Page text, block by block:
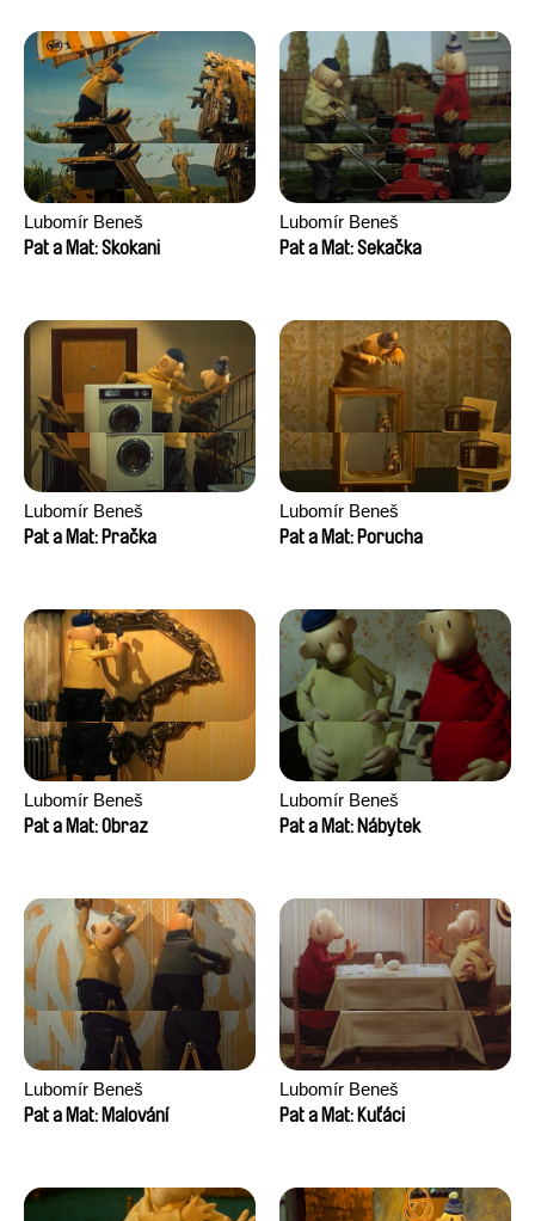
Lubomír Beneš
Pat a Mat: Skokani
Lubomír Beneš
Pat a Mat: Sekačka
Lubomír Beneš
Pat a Mat: Pračka
Lubomír Beneš
Pat a Mat: Porucha
Lubomír Beneš
Pat a Mat: Obraz
Lubomír Beneš
Pat a Mat: Nábytek
Lubomír Beneš
Pat a Mat: Malování
Lubomír Beneš
Pat a Mat: Kuťáci